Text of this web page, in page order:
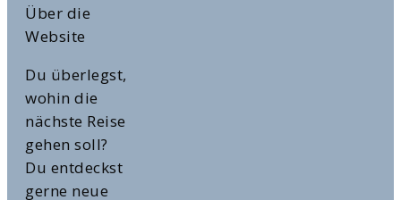
Hauptstadt
Highlights
Über die
Website
Du überlegst,
wohin die
nächste Reise
gehen soll?
Du entdeckst
gerne neue